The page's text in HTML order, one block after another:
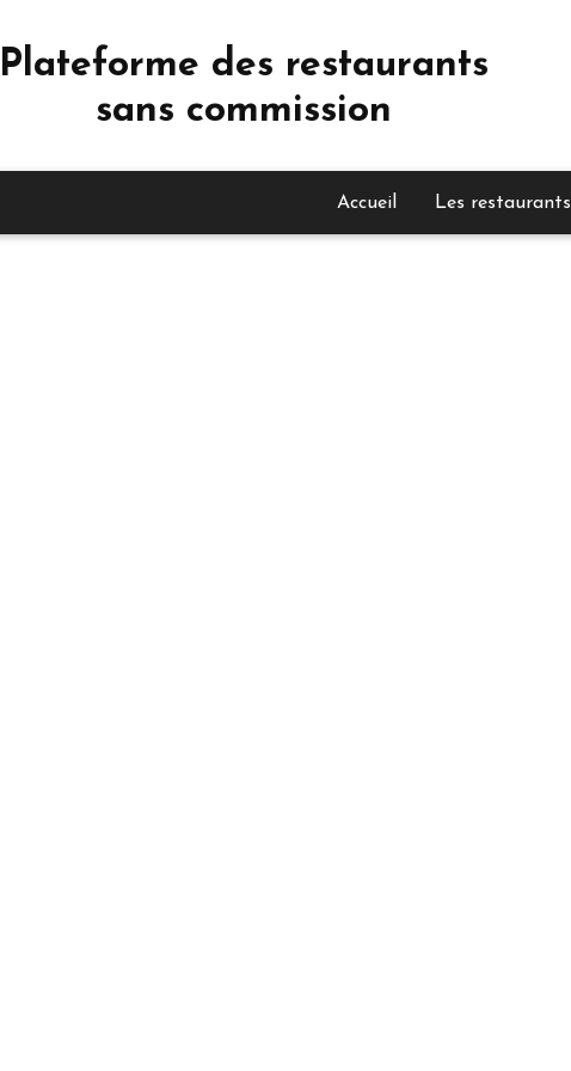
Plateforme des restaurants
sans commission
Accueil Les restaurants